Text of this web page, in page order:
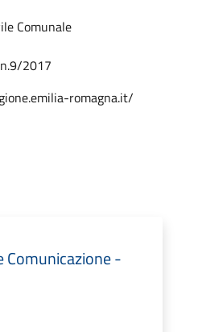
Comunale
2017
romagna.it/
Comunicazione -